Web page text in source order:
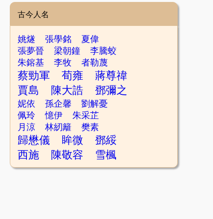
古今人名
姚燧 張學銘
夏偉
張夢晉
梁朝鐘
李騰蛟
朱鎔基
李牧 者勒蔑
蔡勁軍 荀雍
蔣尊禕
賈島
陳大誥 鄧彌之
妮依 孫企馨
劉解憂
佩玲
憶伊
朱采芷
月涼
林紉籬 樊素
歸懋儀 眸微
鄧綏
西施
陳敬容 雪楓